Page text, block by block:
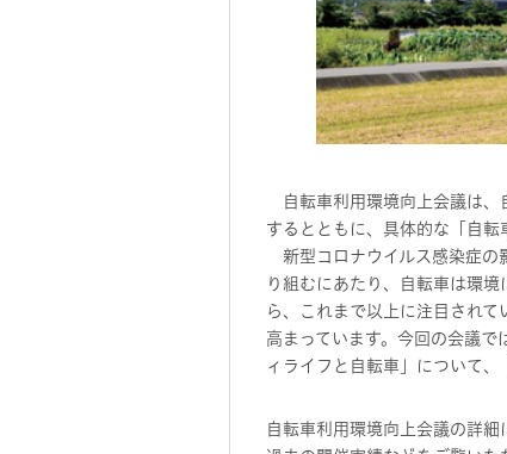
自転車利用環境向上会議は、
するとともに、具体的な「自
新型コロナウイルス感染症の
り組むにあたり、自転車は環
ら、これまで以上に注目され
高まっています。今回の会議
ィライフと自転車」について
自転車利用環境向上会議の詳